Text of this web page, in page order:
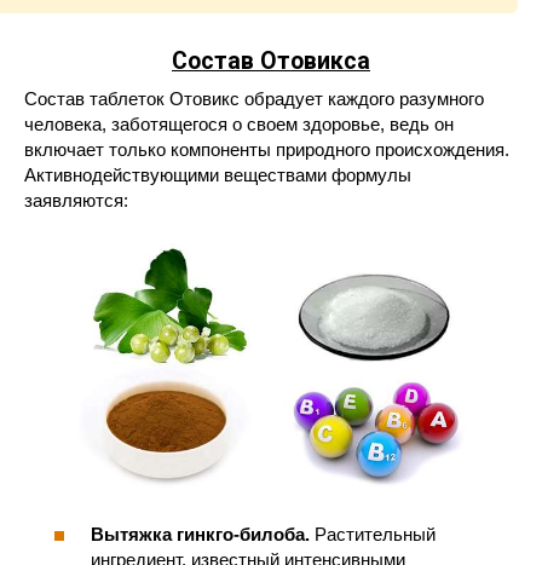
Состав Отовикса
Состав таблеток Отовикс обрадует каждого разумного
человека, заботящегося о своем здоровье, ведь он
включает только компоненты природного происхождения.
Активнодействующими веществами формулы
заявляются:
Вытяжка гинкго-билоба. Растительный
ингредиент, известный интенсивными